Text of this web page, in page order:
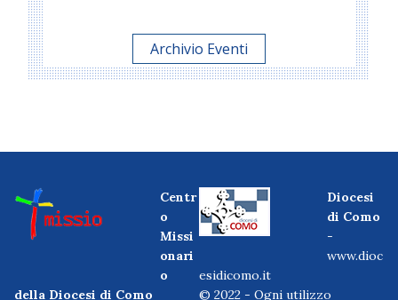
Archivio Eventi
Centr
o
Missi
onari
o
della Diocesi di Como
Diocesi
di Como
-
www.dioc
esidicomo.it
© 2022 - Ogni utilizzo